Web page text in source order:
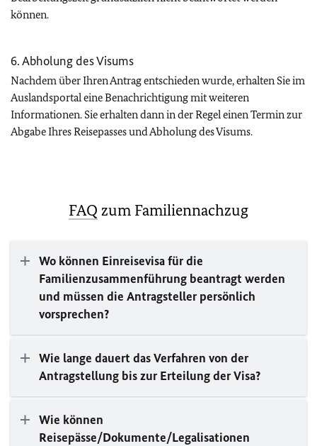
können.
6. Abholung des Visums
Nachdem über Ihren Antrag entschieden wurde, erhalten Sie im
Auslandsportal eine Benachrichtigung mit weiteren
Informationen. Sie erhalten dann in der Regel einen Termin zur
Abgabe Ihres Reisepasses und Abholung des Visums.
FAQ zum Familiennachzug
Wo können Einreisevisa für die
Familienzusammenführung beantragt werden
und müssen die Antragsteller persönlich
vorsprechen?
Wie lange dauert das Verfahren von der
Antragstellung bis zur Erteilung der Visa?
Wie können
Reisepässe/Dokumente/Legalisationen